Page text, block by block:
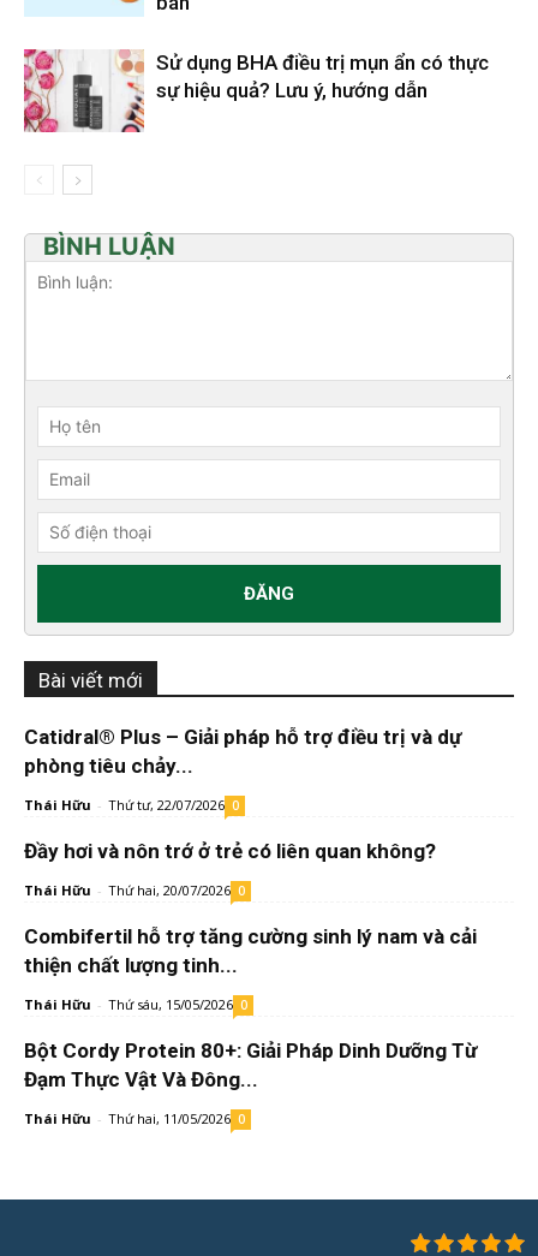
Sử dụng BHA điều trị mụn ẩn có thực
sự hiệu quả? Lưu ý, hướng dẫn
BÌNH LUẬN
Bài viết mới
Catidral® Plus – Giải pháp hỗ trợ điều trị và dự
phòng tiêu chảy...
Thái Hữu - Thứ tư, 22/07/2026 0
Đầy hơi và nôn trớ ở trẻ có liên quan không?
Thái Hữu - Thứ hai, 20/07/2026 0
Combifertil hỗ trợ tăng cường sinh lý nam và cải
thiện chất lượng tinh...
Thái Hữu - Thứ sáu, 15/05/2026 0
Bột Cordy Protein 80+: Giải Pháp Dinh Dưỡng Từ
Đạm Thực Vật Và Đông...
Thái Hữu - Thứ hai, 11/05/2026 0